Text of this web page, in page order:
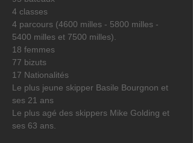
4 classes
4 parcours (4600 milles - 5800 milles -
5400 milles et 7500 milles).
18 femmes
77 bizuts
17 Nationalités
Le plus jeune skipper Basile Bourgnon et
ses 21 ans
Le plus agé des skippers Mike Golding et
ses 63 ans.